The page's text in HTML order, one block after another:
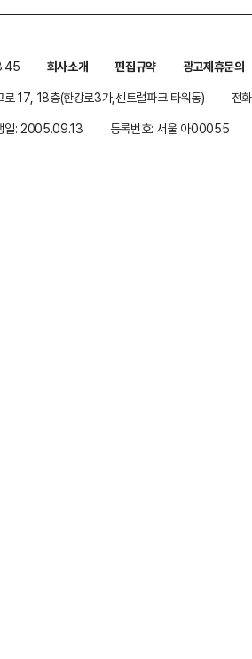
회사소개 편집규약
광고제휴문의
로 17, 18층(한강로3가,센트럴파크 타워동)
전
일: 2005.09.13 등록번호: 서울 아00055